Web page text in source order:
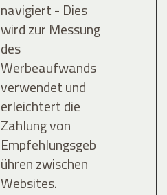
navigiert - Dies
wird zur Messung
des
Werbeaufwands
verwendet und
erleichtert die
Zahlung von
Empfehlungsgeb
ühren zwischen
Websites.